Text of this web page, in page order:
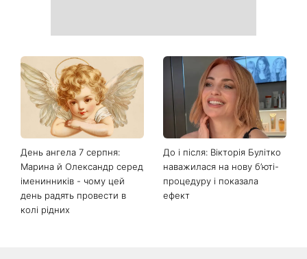
День ангела 7 серпня:
Марина й Олександр серед
іменинників - чому цей
день радять провести в
колі рідних
До і після: Вікторія Булітко
наважилася на нову б’юті-
процедуру і показала
ефект